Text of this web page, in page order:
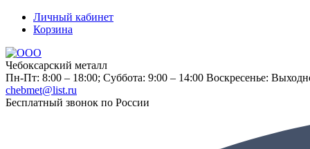
Личный кабинет
Корзина
Чебоксарский металл
Пн-Пт: 8:00 – 18:00; Суббота: 9:00 – 14:00 Воскресенье:
chebmet@list.ru
Бесплатный звонок по России